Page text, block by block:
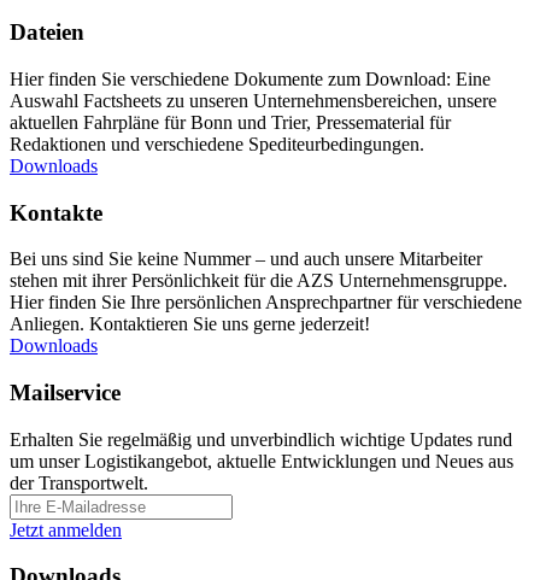
Dateien
Hier finden Sie verschiedene Dokumente zum Download: Eine
Auswahl Factsheets zu unseren Unternehmensbereichen, unsere
aktuellen Fahrpläne für Bonn und Trier, Pressematerial für
Redaktionen und verschiedene Spediteurbedingungen.
Downloads
Kontakte
Bei uns sind Sie keine Nummer – und auch unsere Mitarbeiter
stehen mit ihrer Persönlichkeit für die AZS Unternehmensgruppe.
Hier finden Sie Ihre persönlichen Ansprechpartner für verschiedene
Anliegen. Kontaktieren Sie uns gerne jederzeit!
Downloads
Mailservice
Erhalten Sie regelmäßig und unverbindlich wichtige Updates rund
um unser Logistikangebot, aktuelle Entwicklungen und Neues aus
der Transportwelt.
Jetzt anmelden